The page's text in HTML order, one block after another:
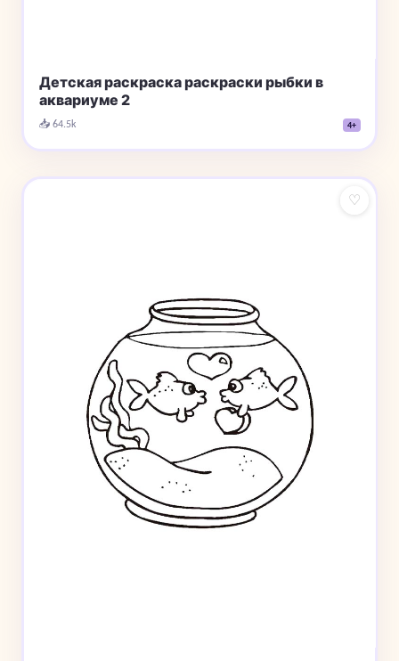
Детская раскраска раскраски рыбки в
аквариуме 2
📥 64.5k 4+
♡